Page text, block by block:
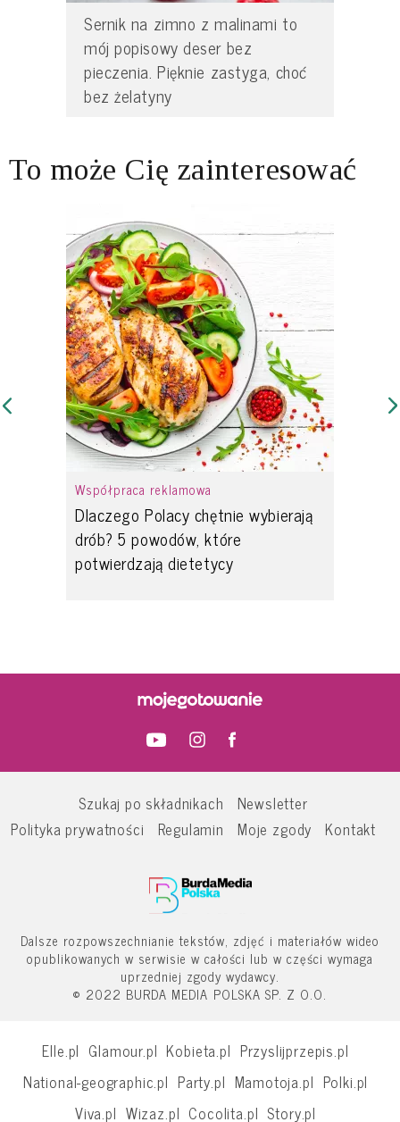
Sernik na zimno z malinami to
mój popisowy deser bez
pieczenia. Pięknie zastyga, choć
bez żelatyny
To może Cię zainteresować
Współpraca reklamowa
Dlaczego Polacy chętnie wybierają
drób? 5 powodów, które
potwierdzają dietetycy
Szukaj po składnikach
Newsletter
Polityka prywatności
Regulamin Moje zgody Kontakt
Dalsze rozpowszechnianie tekstów, zdjęć i materiałów wideo
opublikowanych w serwisie w całości lub w części wymaga
uprzedniej zgody wydawcy.
© 2022 BURDA MEDIA POLSKA SP. Z O.O.
Elle.pl Glamour.pl Kobieta.pl Przyslijprzepis.pl
National-geographic.pl Party.pl Mamotoja.pl Polki.pl
Viva.pl Wizaz.pl Cocolita.pl Story.pl